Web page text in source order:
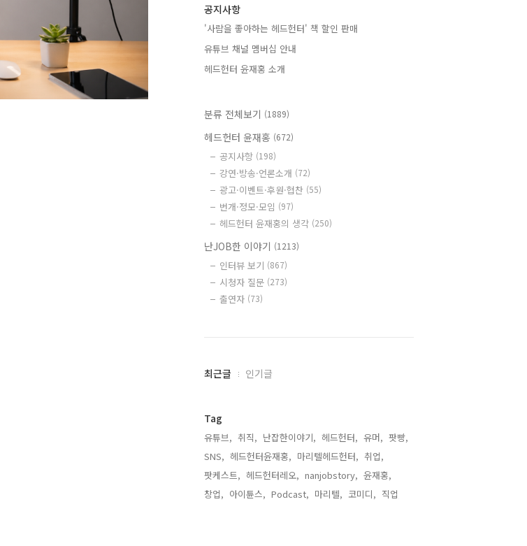
공지사항
'사람을 좋아하는 헤드헌터' 책 할인 판매
유튜브 채널 멤버십 안내
헤드헌터 윤재홍 소개
분류 전체보기 (1889)
헤드헌터 윤재홍 (672)
공지사항 (198)
강연·방송·언론소개 (72)
광고·이벤트·후원·협찬 (55)
번개·정모·모임 (97)
헤드헌터 윤재홍의 생각 (250)
난JOB한 이야기 (1213)
인터뷰 보기 (867)
시청자 질문 (273)
출연자 (73)
최
과
기
글
최근글 인기글
Tag
유튜브, 취직, 난잡한이야기, 헤드헌터, 유머, 팟빵,
SNS, 헤드헌터윤재홍, 마리텔헤드헌터, 취업,
팟케스트, 헤드헌터레오, nanjobstory, 윤재홍,
창업, 아이튠스, Podcast, 마리텔, 코미디, 직업,